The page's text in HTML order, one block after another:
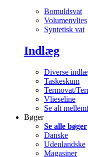
Bomuldsvat
Volumenvlies
Syntetisk vat
Indlæg
Diverse
Taskeskum
Termovat/
Vlieseline
Se alt
Bøger
Se alle bøger
Danske
Udenlandske
Magasiner